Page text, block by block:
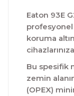
Eaton 93E
koruma
cihazlarınıza
Bu spesifik
zemin
(OPEX)